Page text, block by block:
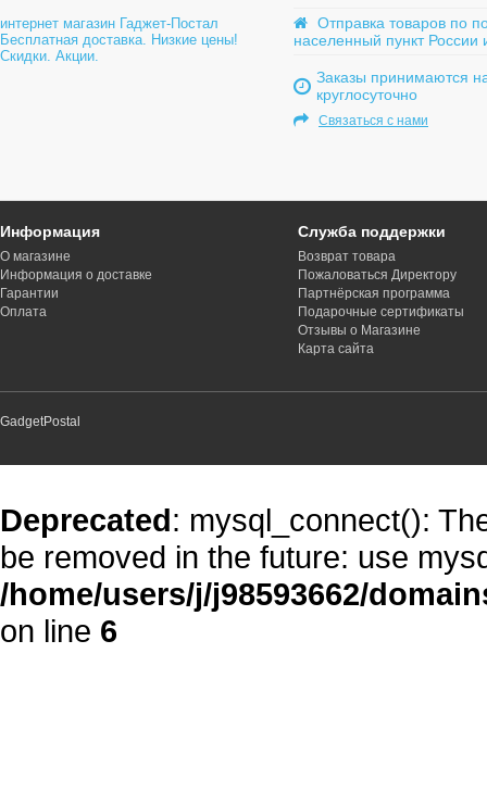
интернет магазин Гаджет-Постал
Бесплатная доставка. Низкие цены!
Скидки. Акции.
Отправка товаров по
населенный пункт России
Заказы принимаются
круглосуточно
Связаться с нами
Информация
О магазине
Информация о доставке
Гарантии
Оплата
Служба поддержки
Возврат товара
Пожаловаться Директору
Партнёрская программа
Подарочные сертификаты
Отзывы о Магазине
Карта сайта
GadgetPostal
Deprecated: mysql_connect():
be removed in the future: use
/home/users/j/j98593662/
on line 6